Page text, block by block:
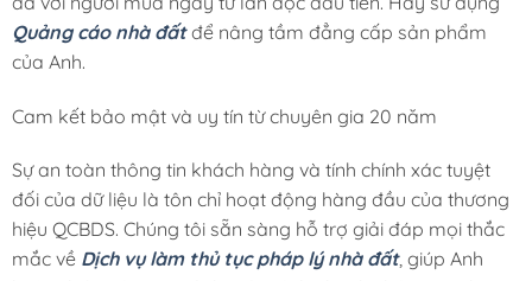
Quảng cáo nhà đấtđể nâng tầm đẳng cấp sản phẩm
của Anh.
Cam kết bảo mật và uy tín từ chuyên gia 20 năm
Sự an toàn thông tin khách hàng và tính chính xác tuyệt
đối của dữ liệu là tôn chỉ hoạt động hàng đầu của thương
hiệu QCBDS. Chúng tôi sẵn sàng hỗ trợ giải đáp mọi thắc
mắc về Dịch vụ làm thủ tục pháp lý nhà đất, giúp Anh